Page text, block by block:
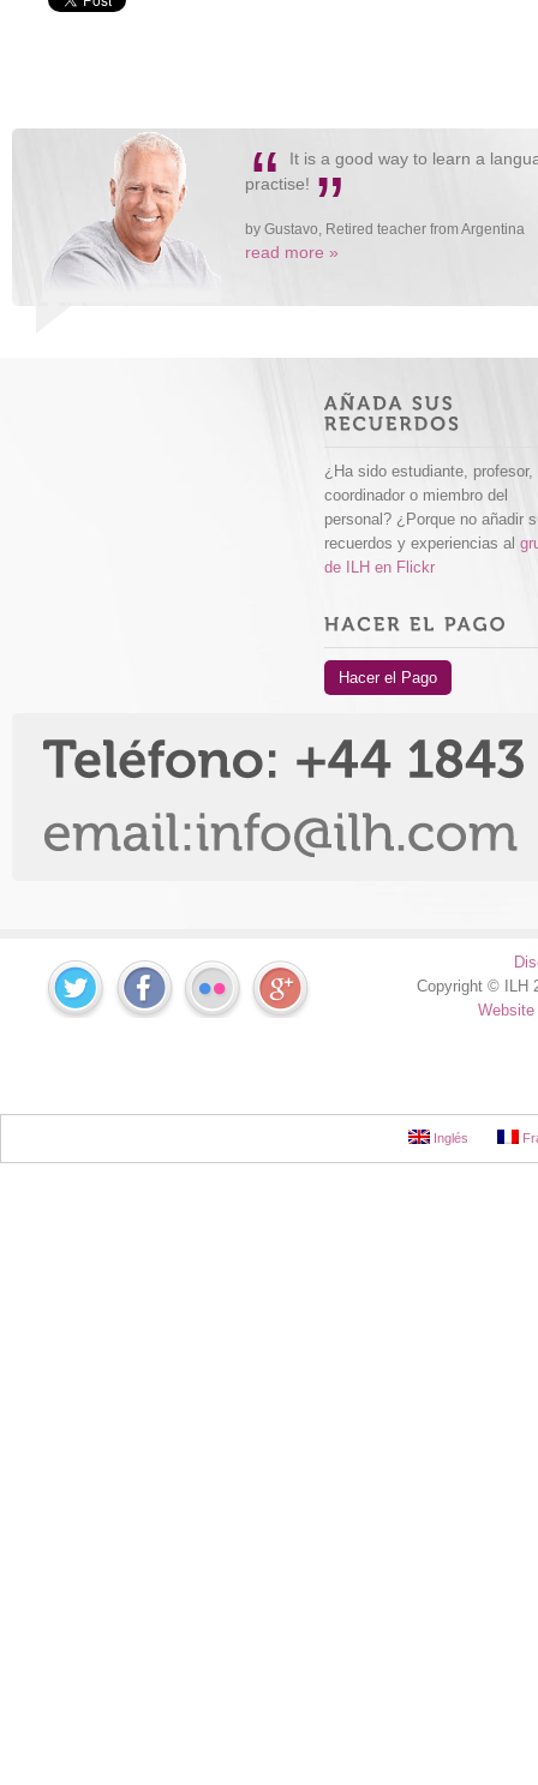
“
It is a good way to learn a
practise! ”
by Gustavo, Retired teacher from Argentina
read more »
¿Ha sido estudiante, profesor,
coordinador o miembro del
personal? ¿Porque no añadir
recuerdos y experiencias al
de ILH en Flickr
Hacer el Pago
Copyright © ILH
Inglés